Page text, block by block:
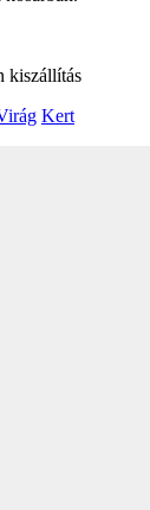
kiszállítás
Kert